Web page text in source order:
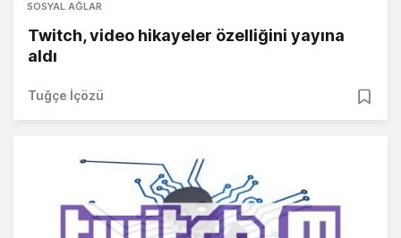
SOSYAL AĞLAR
Twitch, video hikayeler özelliğini yayına
aldı
Tuğçe İçözü